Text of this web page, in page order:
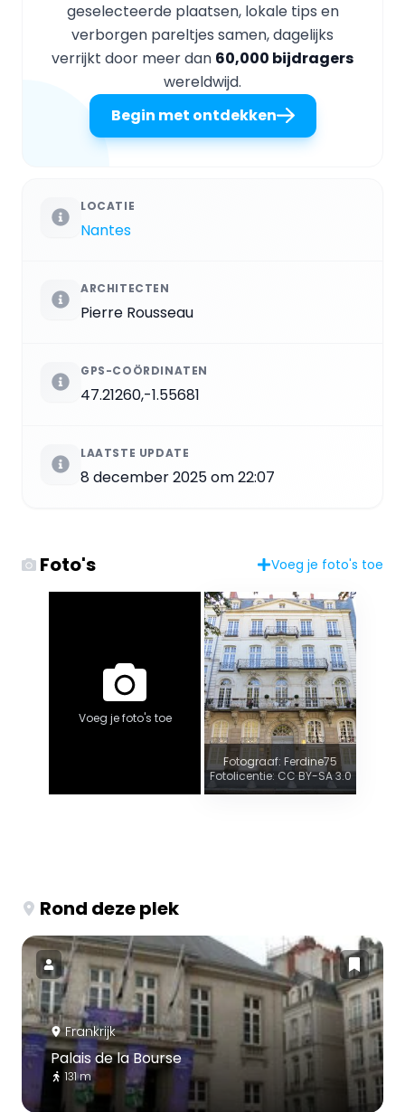
geselecteerde plaatsen, lokale tips en
verborgen pareltjes samen, dagelijks
verrijkt door meer dan 60,000 bijdragers
wereldwijd.
Begin met ontdekken
LOCATIE
Nantes
ARCHITECTEN
Pierre Rousseau
GPS-COÖRDINATEN
47.21260,-1.55681
LAATSTE UPDATE
8 december 2025 om 22:07
Foto's Voeg je foto's toe
Voeg je foto's toe
Fotograaf: Ferdine75
Fotolicentie: CC BY-SA 3.0
Rond deze plek
Frankrijk
Palais de la Bourse
131 m